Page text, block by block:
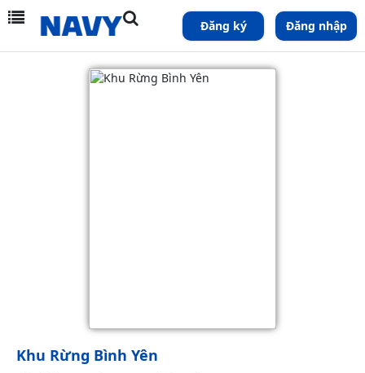
Đăng ký Đăng nhập
Khu Rừng Bình Yên